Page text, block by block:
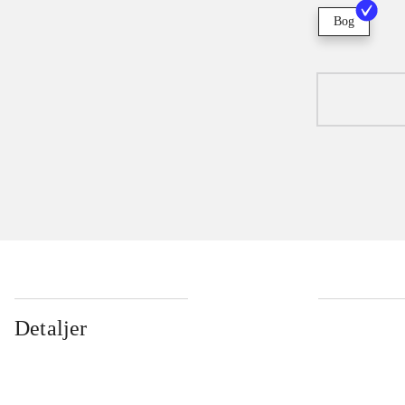
Bog
Detaljer